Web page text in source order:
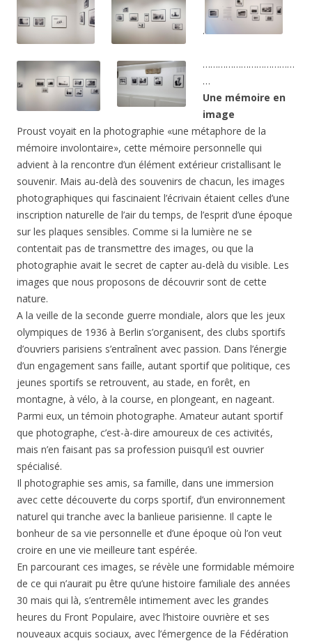
.
………………………………
…
Une mémoire en
image
Proust voyait en la photographie «une métaphore de la
mémoire involontaire», cette mémoire personnelle qui
advient à la rencontre d’un élément extérieur cristallisant le
souvenir. Mais au-delà des souvenirs de chacun, les images
photographiques qui fascinaient l’écrivain étaient celles d’une
inscription naturelle de l’air du temps, de l’esprit d’une époque
sur les plaques sensibles. Comme si la lumière ne se
contentait pas de transmettre des images, ou que la
photographie avait le secret de capter au-delà du visible. Les
images que nous proposons de découvrir sont de cette
nature.
A la veille de la seconde guerre mondiale, alors que les jeux
olympiques de 1936 à Berlin s’organisent, des clubs sportifs
d’ouvriers parisiens s’entraînent avec passion. Dans l’énergie
d’un engagement sans faille, autant sportif que politique, ces
jeunes sportifs se retrouvent, au stade, en forêt, en
montagne, à vélo, à la course, en plongeant, en nageant.
Parmi eux, un témoin photographe. Amateur autant sportif
que photographe, c’est-à-dire amoureux de ces activités,
mais n’en faisant pas sa profession puisqu’il est ouvrier
spécialisé.
Il photographie ses amis, sa famille, dans une immersion
avec cette découverte du corps sportif, d’un environnement
naturel qui tranche avec la banlieue parisienne. Il capte le
bonheur de sa vie personnelle et d’une époque où l’on veut
croire en une vie meilleure tant espérée.
En parcourant ces images, se révèle une formidable mémoire
de ce qui n’aurait pu être qu’une histoire familiale des années
30 mais qui là, s’entremêle intimement avec les grandes
heures du Front Populaire, avec l’histoire ouvrière et ses
nouveaux acquis sociaux, avec l’émergence de la Fédération